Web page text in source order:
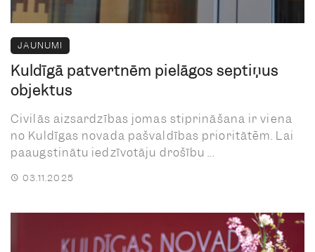
JAUNUMI
Kuldīgā patvertnēm pielāgos septiņus
objektus
Civilās aizsardzības jomas stiprināšana ir viena
no Kuldīgas novada pašvaldības prioritātēm. Lai
paaugstinātu iedzīvotāju drošību ...
03.11.2025